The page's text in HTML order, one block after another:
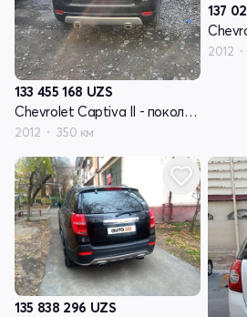
133 455 168 UZS
Chevrolet Captiva II - поколение
2012 350 км
137
2012
135 838 296 UZS